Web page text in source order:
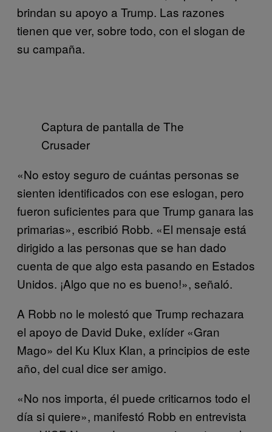
brindan su apoyo a Trump. Las razones
tienen que ver, sobre todo, con el slogan de
su campaña.
Captura de pantalla de The
Crusader
«No estoy seguro de cuántas personas se
sienten identificados con ese eslogan, pero
fueron suficientes para que Trump ganara las
primarias», escribió Robb. «El mensaje está
dirigido a las personas que se han dado
cuenta de que algo esta pasando en Estados
Unidos. ¡Algo que no es bueno!», señaló.
A Robb no le molestó que Trump rechazara
el apoyo de David Duke, exlíder «Gran
Mago» del Ku Klux Klan, a principios de este
año, del cual dice ser amigo.
«No nos importa, él puede criticarnos todo el
día si quiere», manifestó Robb en entrevista